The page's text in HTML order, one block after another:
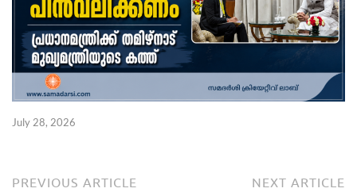
July 28, 2026
PREVIOUS ARTICLE NEXT ARTICLE